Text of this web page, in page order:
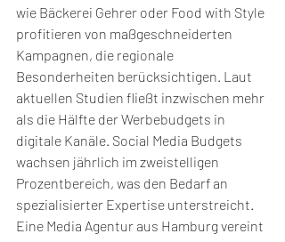
wie Bäckerei Gehrer oder Food with Style
profitieren von maßgeschneiderten
Kampagnen, die regionale
Besonderheiten berücksichtigen. Laut
aktuellen Studien fließt inzwischen mehr
als die Hälfte der Werbebudgets in
digitale Kanäle. Social Media Budgets
wachsen jährlich im zweistelligen
Prozentbereich, was den Bedarf an
spezialisierter Expertise unterstreicht.
Eine Media Agentur aus Hamburg vereint